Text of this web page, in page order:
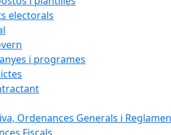
electorals
i programes
Ordenances Generals i